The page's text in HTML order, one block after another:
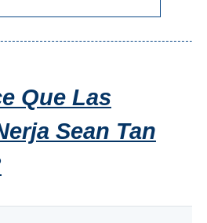
Que Las
Sean Tan